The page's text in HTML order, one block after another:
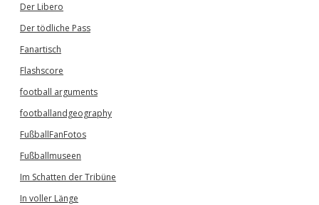
Der Libero
Der tödliche Pass
Fanartisch
Flashscore
football arguments
footballandgeography
FußballFanFotos
Fußballmuseen
Im Schatten der Tribüne
In voller Länge